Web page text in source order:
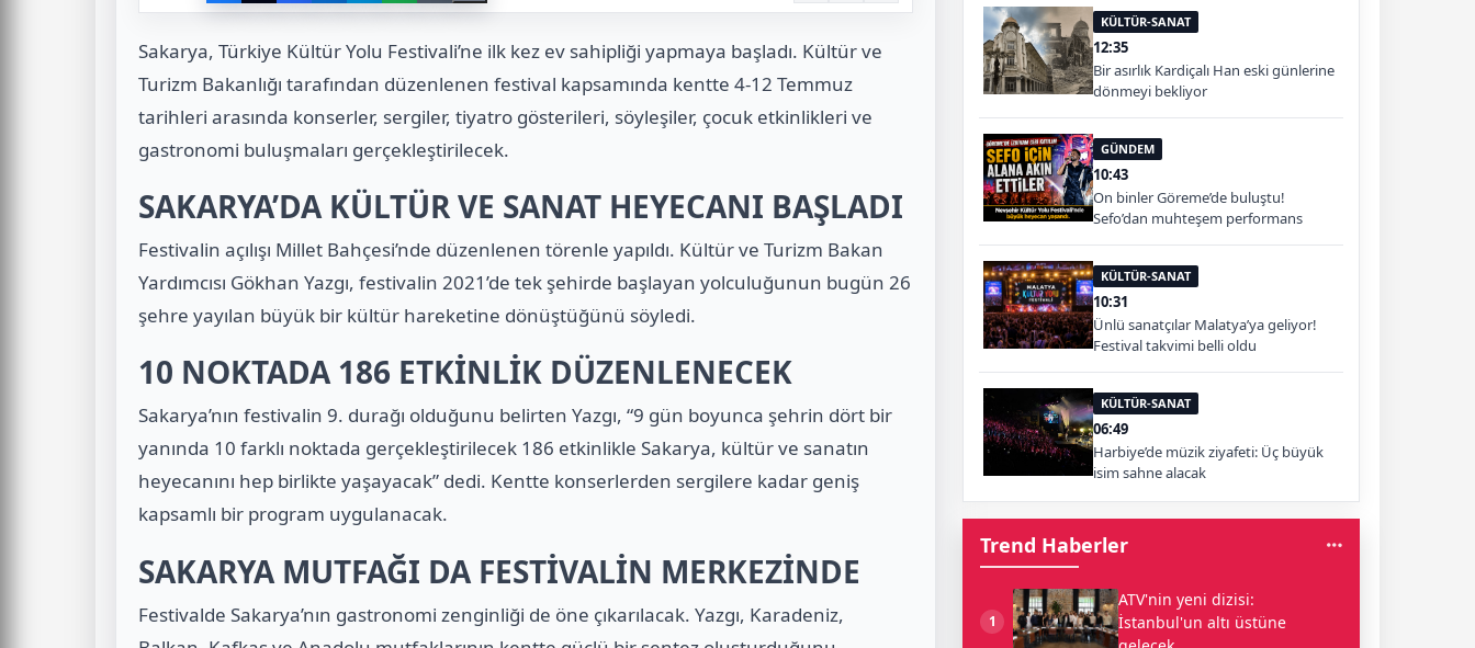
Sakarya, Türkiye Kültür Yolu Festivali’ne ilk kez ev sahipliği yapmaya başladı. Kültür ve
Turizm Bakanlığı tarafından düzenlenen festival kapsamında kentte 4-12 Temmuz
tarihleri arasında konserler, sergiler, tiyatro gösterileri, söyleşiler, çocuk etkinlikleri ve
gastronomi buluşmaları gerçekleştirilecek.
SAKARYA’DA KÜLTÜR VE SANAT HEYECANI BAŞLADI
Festivalin açılışı Millet Bahçesi’nde düzenlenen törenle yapıldı. Kültür ve Turizm Bakan
Yardımcısı Gökhan Yazgı, festivalin 2021’de tek şehirde başlayan yolculuğunun bugün 26
şehre yayılan büyük bir kültür hareketine dönüştüğünü söyledi.
10 NOKTADA 186 ETKİNLİK DÜZENLENECEK
Sakarya’nın festivalin 9. durağı olduğunu belirten Yazgı, “9 gün boyunca şehrin dört bir
yanında 10 farklı noktada gerçekleştirilecek 186 etkinlikle Sakarya, kültür ve sanatın
heyecanını hep birlikte yaşayacak” dedi. Kentte konserlerden sergilere kadar geniş
kapsamlı bir program uygulanacak.
SAKARYA MUTFAĞI DA FESTİVALİN MERKEZİNDE
Festivalde Sakarya’nın gastronomi zenginliği de öne çıkarılacak. Yazgı, Karadeniz,
KÜLTÜR-SANAT
12:35
Bir asırlık Kardiçalı Han eski günlerine
dönmeyi bekliyor
GÜNDEM
10:43
On binler Göreme’de buluştu!
Sefo’dan muhteşem performans
KÜLTÜR-SANAT
10:31
Ünlü sanatçılar Malatya’ya geliyor!
Festival takvimi belli oldu
KÜLTÜR-SANAT
06:49
Harbiye’de müzik ziyafeti: Üç büyük
isim sahne alacak
Trend Haberler
1
ATV'nin yeni dizisi:
İstanbul'un altı üstüne